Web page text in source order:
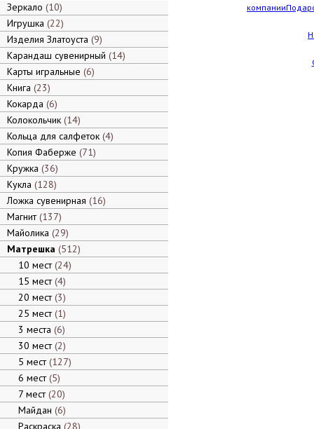
компании
Зеркало 10
Игрушка 22
Изделия Златоуста 9
Карандаш сувенирный 14
Карты игральные 6
Книга 23
Кокарда 6
Колокольчик 14
Кольца для салфеток 4
Копия Фаберже 71
Кружка 36
Кукла 128
Ложка сувенирная 16
Магнит 137
Майолика 29
Матрешка 512
10 мест 24
15 мест 4
20 мест 3
25 мест 1
3 места 6
30 мест 2
5 мест 127
6 мест 5
7 мест 20
Майдан 6
Раскраска 28